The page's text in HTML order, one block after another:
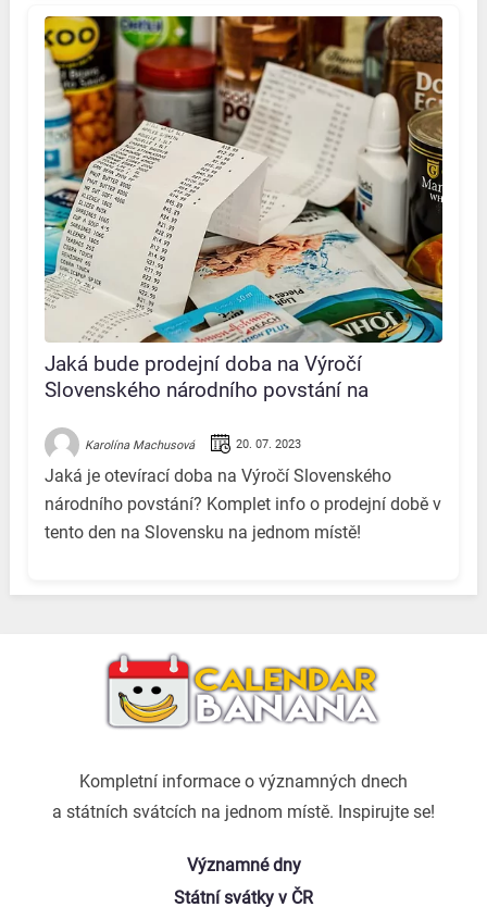
Jaká bude prodejní doba na Výročí
Slovenského národního povstání na
Karolína Machusová 20. 07. 2023
Jaká je otevírací doba na Výročí Slovenského
národního povstání? Komplet info o prodejní době v
tento den na Slovensku na jednom místě!
Kompletní informace o významných dnech
a státních svátcích na jednom místě. Inspirujte se!
Významné dny
Státní svátky v ČR